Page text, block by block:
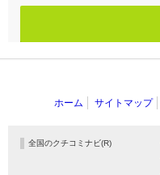
ホーム サイトマップ
全国のクチコミナビ(R)